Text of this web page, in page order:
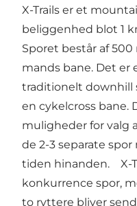
X-Trails er et
beliggenhed blot 1
Sporet består af
mands bane. Det
traditionelt downhill
en cykelcross bane.
muligheder for valg
de 2-3 separate
tiden hinanden. X-
konkurrence spor,
to ryttere bliver